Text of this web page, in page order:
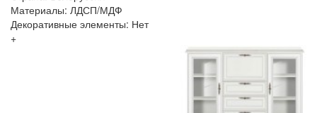
Материалы: ЛДСП/МДФ
Декоративные элементы: Нет
+